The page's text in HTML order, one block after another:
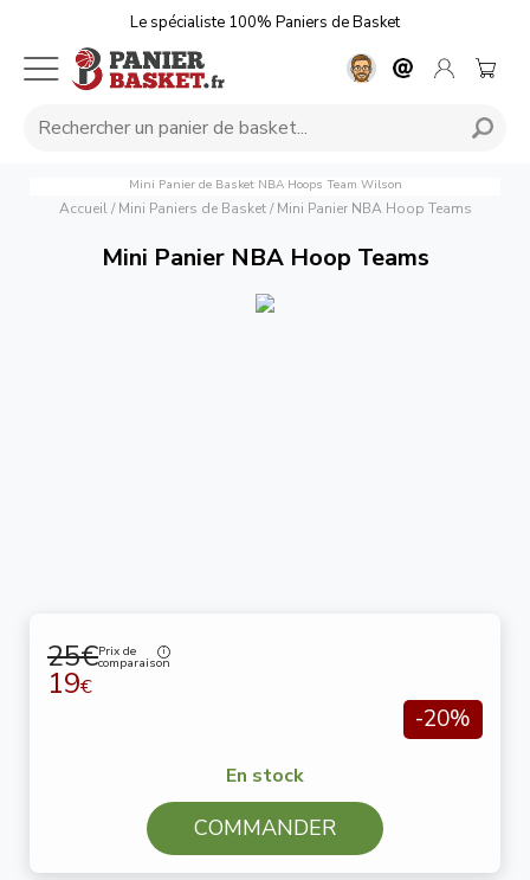
Le spécialiste 100% Paniers de Basket
Mini Panier de Basket NBA Hoops Team Wilson
Accueil/ Mini Paniers de Basket/ Mini Panier NBA Hoop Teams
Mini Panier NBA Hoop Teams
25€Prix de
comparaison
19€
-20%
En stock
COMMANDER